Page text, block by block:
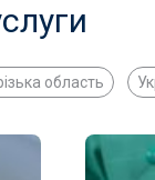
область